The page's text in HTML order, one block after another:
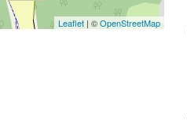
Leaflet | ©OpenStreetMap